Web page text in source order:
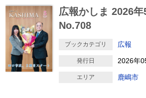
広報かしま 2026
No.708
ブックカテゴリ 広報
発行日 2026年
エリア 鹿嶋市